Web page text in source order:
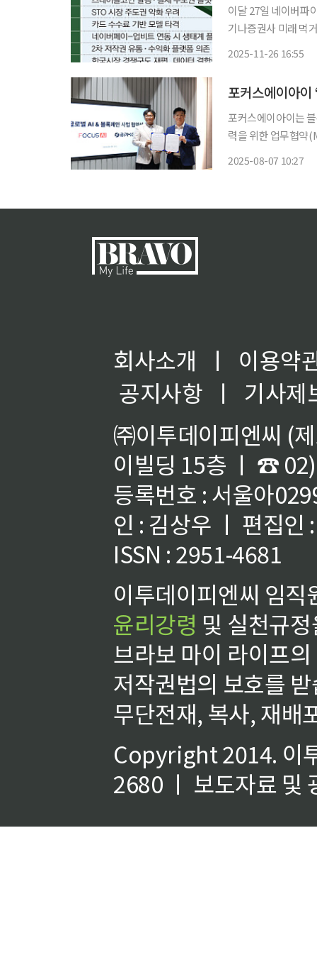
이달 27일 네이버파
기나증권사 미래 먹
2025-11-26 16:55
포커스에이아이는
력을 위한 업무협약(MOU)을 체결
2025-08-07 10:27
회사소개 ㅣ
이용약
공지사항
ㅣ
기사제
㈜이투데이피엔씨 (
이빌딩 15층 ㅣ ☎
등록번호 : 서울아
인 : 김상우 ㅣ 편집인
ISSN : 2951-4681
이투데이피엔씨 임
윤리강령 및 실천규
브라보 마이 라이프
저작권법의 보호를
무단전재, 복사, 재배
Copyright 2014. 이
2680 ㅣ 보도자료